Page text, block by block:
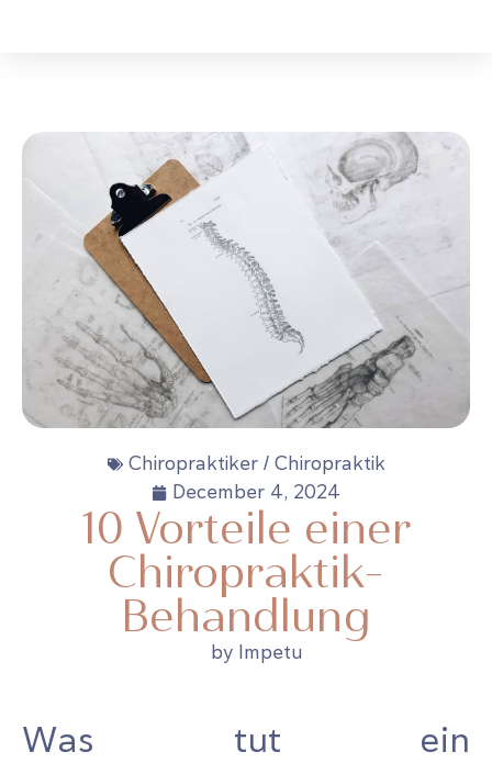
Chiropraktiker / Chiropraktik
December 4, 2024
10 Vorteile einer
Chiropraktik-
Behandlung
by Impetu
Was tut ein